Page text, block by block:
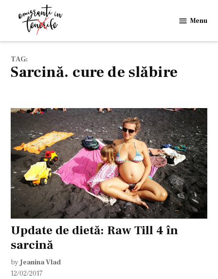
in
Menu
TAG:
sarcină. cure de slăbire
Update de dietă: Raw Till 4 în
sarcină
by Jeanina Vlad
12/02/2017